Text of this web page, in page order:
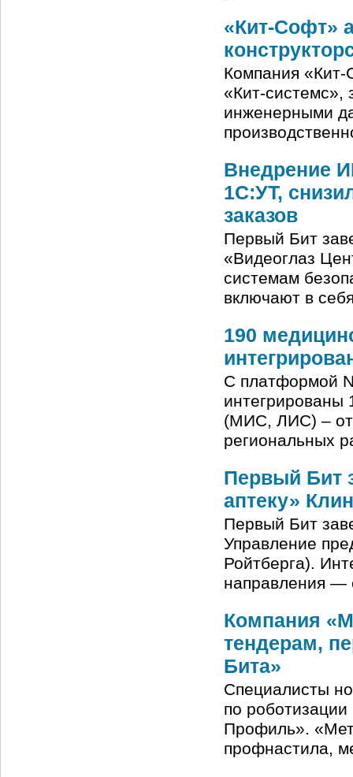
«Кит-Софт»
Компания «Кит-
«Кит-
инженерными
Внедрение
1С:УТ,
заказов
Первый Бит
«Видеоглаз
системам
включают в
190
C платформой
(МИС, ЛИС) – от
региональных
Первый Бит
аптеку»
Первый Бит
Управление
Ройтберга).
направления —
Компания
тендерам,
Бита»
Специалисты
по
Профиль».
профнастила,